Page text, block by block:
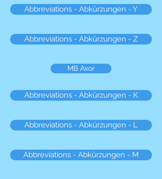
Abbreviations - Abkürzungen - Y
Abbreviations - Abkürzungen - Z
MB Axor
Abbreviations - Abkürzungen - K
Abbreviations - Abkürzungen - L
Abbreviations - Abkürzungen - M